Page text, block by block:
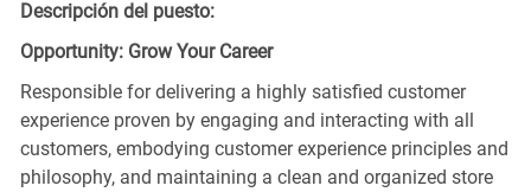
Descripción del puesto:
Opportunity: Grow Your Career
Responsible for delivering a highly satisfied customer
experience proven by engaging and interacting with all
customers, embodying customer experience principles and
philosophy, and maintaining a clean and organized store